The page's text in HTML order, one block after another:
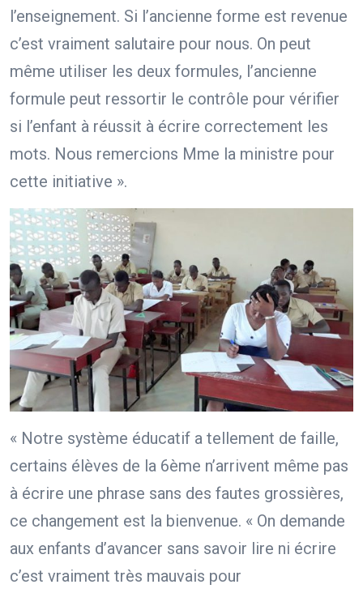
l’enseignement. Si l’ancienne forme est revenue
c’est vraiment salutaire pour nous. On peut
même utiliser les deux formules, l’ancienne
formule peut ressortir le contrôle pour vérifier
si l’enfant à réussit à écrire correctement les
mots. Nous remercions Mme la ministre pour
cette initiative ».
« Notre système éducatif a tellement de faille,
certains élèves de la 6ème n’arrivent même pas
à écrire une phrase sans des fautes grossières,
ce changement est la bienvenue. « On demande
aux enfants d’avancer sans savoir lire ni écrire
c’est vraiment très mauvais pour